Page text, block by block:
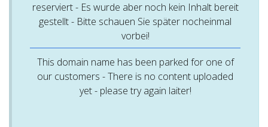
reserviert - Es wurde aber noch kein Inhalt bereit
gestellt - Bitte schauen Sie später nocheinmal
vorbei!
This domain name has been parked for one of
our customers - There is no content uploaded
yet - please try again laiter!